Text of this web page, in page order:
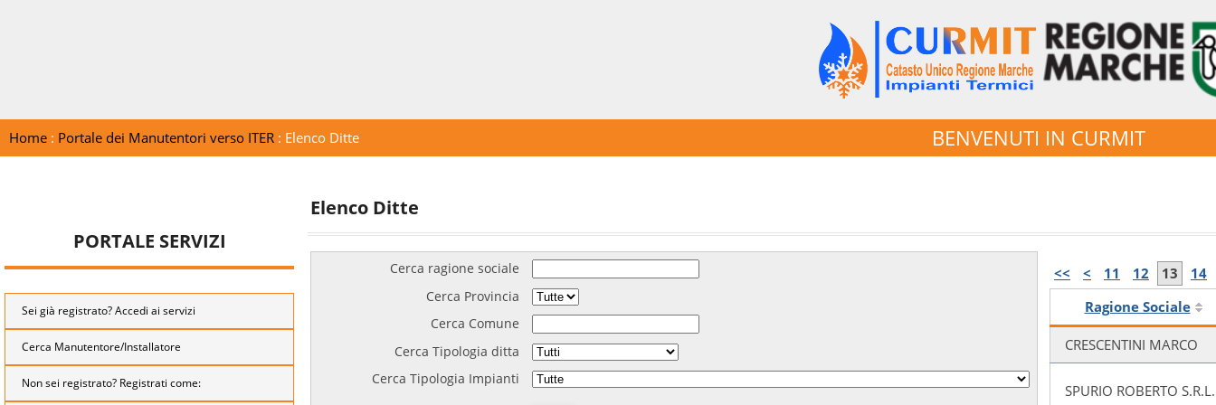
Home: Portale dei Manutentori verso ITER: Elenco Ditte BENVENUTI IN CURMIT
PORTALE SERVIZI
Sei già registrato? Accedi ai servizi
Cerca Manutentore/Installatore
Non sei registrato? Registrati come:
Elenco Ditte
Cerca ragione sociale
Cerca Provincia
Cerca Comune
Cerca Tipologia ditta
Cerca Tipologia Impianti
<< < 11 12 13
14
Ragione Sociale
CRESCENTINI MARCO
SPURIO ROBERTO S.R.L.